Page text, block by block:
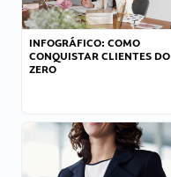
INFOGRÁFICO: COMO
CONQUISTAR CLIENTES DO
ZERO